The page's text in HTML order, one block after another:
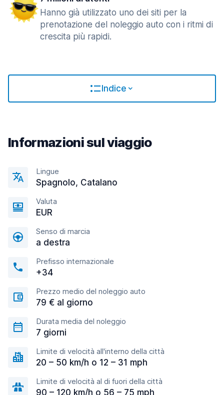
Hanno già utilizzato uno dei siti per la
prenotazione del noleggio auto con i ritmi di
crescita più rapidi.
Indice
Informazioni sul viaggio
Lingue
Spagnolo, Catalano
Valuta
EUR
Senso di marcia
a destra
Prefisso internazionale
+34
Prezzo medio del noleggio auto
79 € al giorno
Durata media del noleggio
7 giorni
Limite di velocità all'interno della città
20 – 50 km/h o 12 – 31 mph
Limite di velocità al di fuori della città
90 – 120 km/h o 56 – 75 mph